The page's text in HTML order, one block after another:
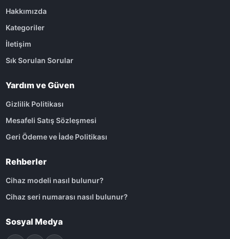
Hakkımızda
Kategoriler
İletişim
Sık Sorulan Sorular
Yardım ve Güven
Gizlilik Politikası
Mesafeli Satış Sözleşmesi
Geri Ödeme ve İade Politikası
Rehberler
Cihaz modeli nasıl bulunur?
Cihaz seri numarası nasıl bulunur?
Sosyal Medya